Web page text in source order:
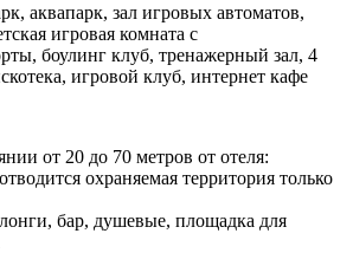
аквапарк, зал игровых автоматов,
игровая комната с
боулинг клуб, тренажерный зал, 4
игровой клуб, интернет кафе
от 20 до 70 метров от отеля:
охраняемая территория только
бар, душевые, площадка для